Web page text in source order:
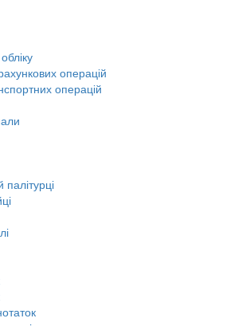
операцій
операцій
палітурці